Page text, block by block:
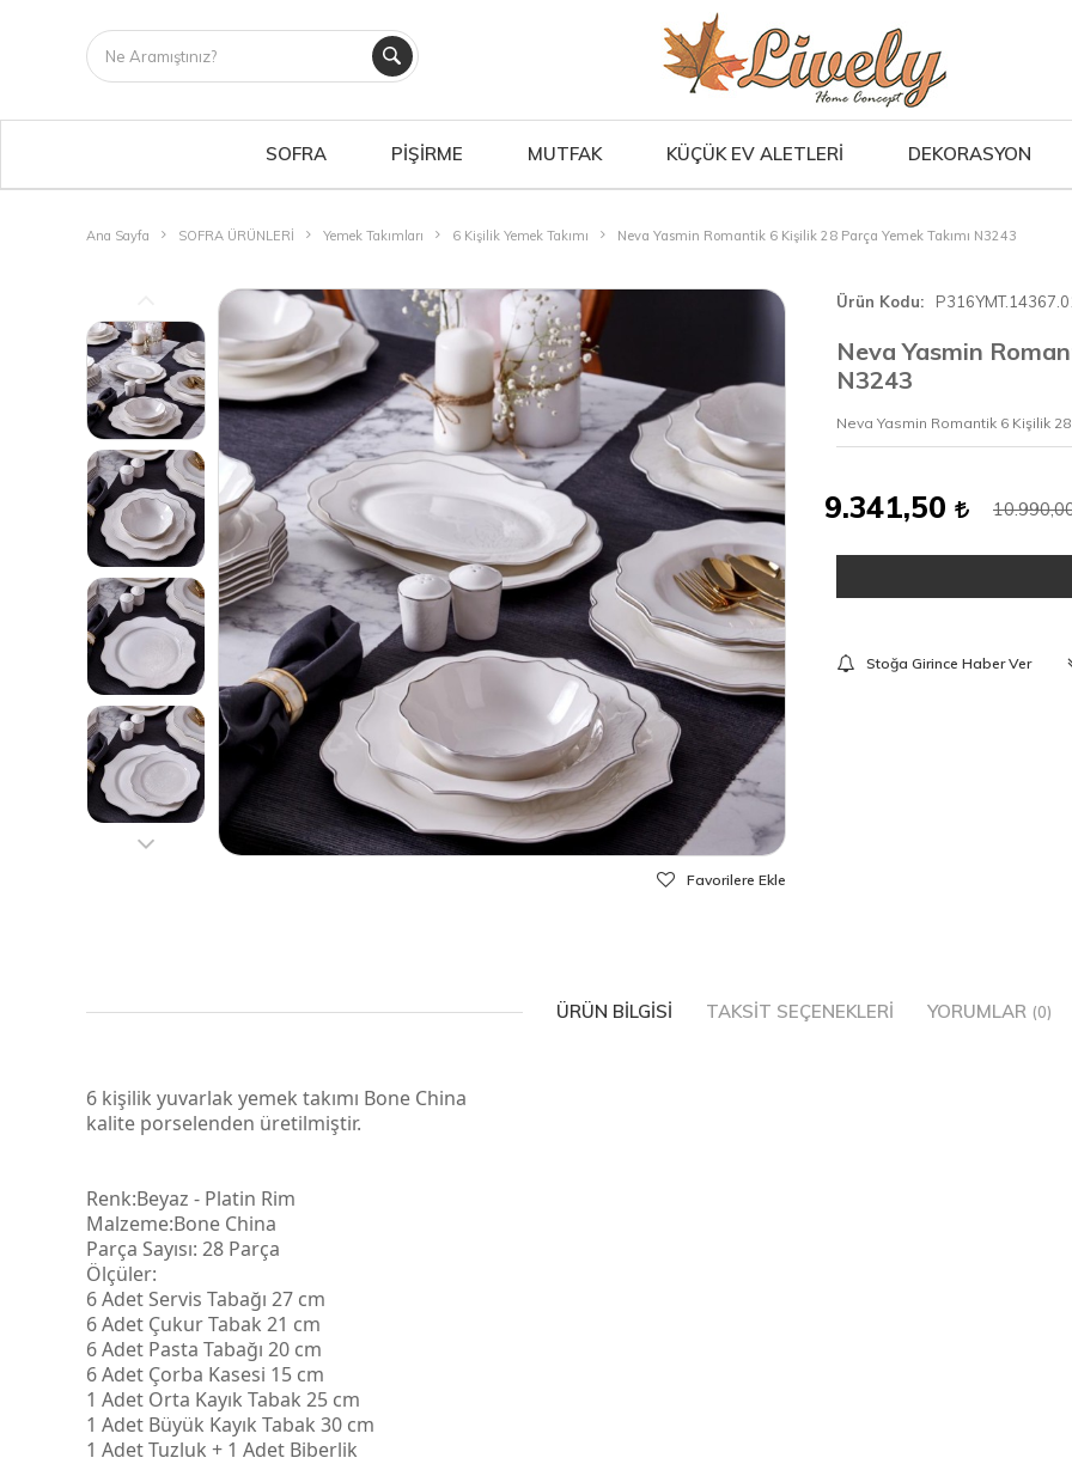
SOFRA PİŞİRME MUTFAK KÜÇÜK EV ALETLERİ DEKORASYON
Ana Sayfa SOFRA ÜRÜNLERİ Yemek Takımları 6 Kişilik Yemek Takımı Neva Yasmin Romantik 6 Kişilik 28 Parça Yemek Takımı N3243
Favorilere Ekle
Ürün Kodu
Neva Yasmin
N3243
Neva Yasmin Romantik 6 Kişilik 28
9.341,50
Stoğa Girince Haber Ver
ÜRÜN BILGISI TAKSIT SEÇENEKLERI YORUMLAR (0)
6 kişilik yuvarlak yemek takımı Bone China
kalite porselenden üretilmiştir.
Renk:Beyaz - Platin Rim
Malzeme:Bone China
Parça Sayısı: 28 Parça
Ölçüler:
6 Adet Servis Tabağı 27 cm
6 Adet Çukur Tabak 21 cm
6 Adet Pasta Tabağı 20 cm
6 Adet Çorba Kasesi 15 cm
1 Adet Orta Kayık Tabak 25 cm
1 Adet Büyük Kayık Tabak 30 cm
1 Adet Tuzluk + 1 Adet Biberlik